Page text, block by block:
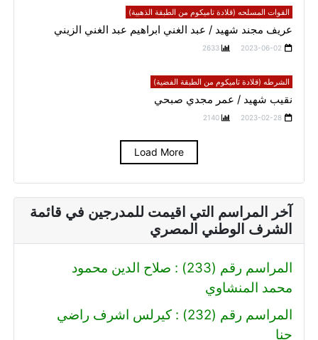
القوات المسلحه (قلادة تاميكوم من الطبقة الذهبية)
عريف مجند شهيد / عبد الغني ابراهيم عبد الغني الزيني
2023-06-02
2633
الشرطه (قلادة تاميكوم من الطبقة الفضية)
نقيب شهيد / عمر مجدي صبحي
2023-02-28
2140
Load More
آخر المراسم التي اقيمت للمدرجين في قائمة
الشرف الوطني المصري
المراسم رقم (233) : صلاح الدين محمود
محمد المنشاوي
المراسم رقم (232) : كيرلس اشرف راضي
حنا